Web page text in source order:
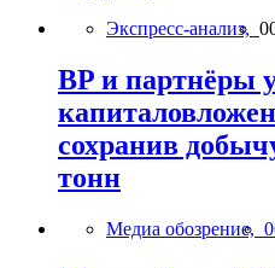
Экспресс-анализ,
BP и партнёры
сохранив
тонн
Медиа обозрение,